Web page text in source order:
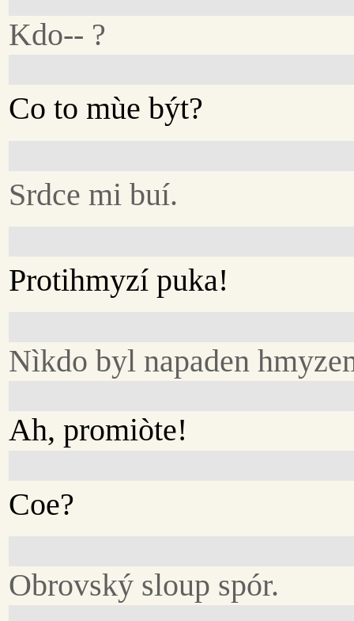
Kdo-- ?
Co to mùe být?
Srdce mi buí.
Protihmyzí puka!
Nìkdo byl napaden
Ah, promiòte!
Coe?
Obrovský sloup spór.